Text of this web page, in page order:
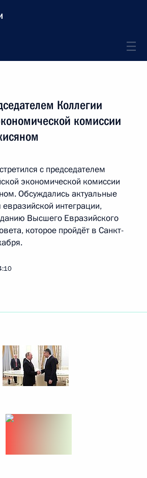
Коллегии
комиссии
с председателем
экономической комиссии
Обсуждались актуальные
интеграции,
Высшего Евразийского
которое пройдёт в Санкт-